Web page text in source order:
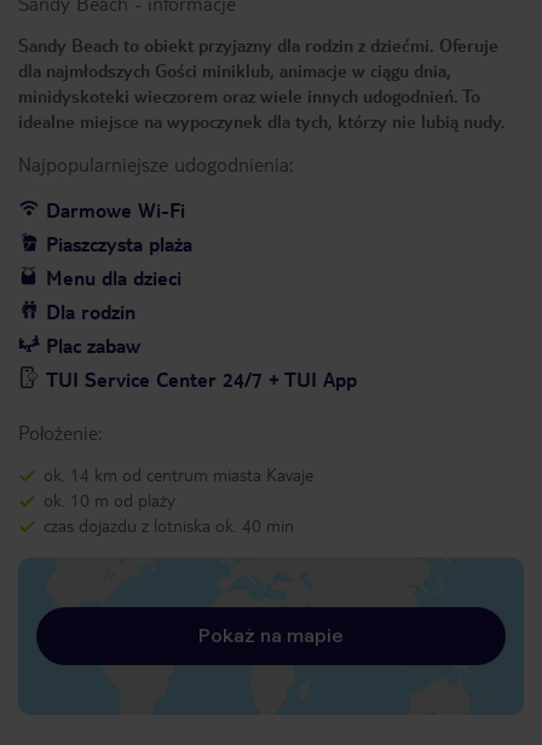
Sandy Beach to obiekt przyjazny dla rodzin z dziećmi. Oferuje
dla najmłodszych Gości miniklub, animacje w ciągu dnia,
minidyskoteki wieczorem oraz wiele innych udogodnień. To
idealne miejsce na wypoczynek dla tych, którzy nie lubią nudy.
Najpopularniejsze udogodnienia:
Darmowe Wi-Fi
Piaszczysta plaża
Menu dla dzieci
Dla rodzin
Plac zabaw
TUI Service Center 24/7 + TUI App
Położenie:
ok. 14 km od centrum miasta Kavaje
ok. 10 m od plaży
czas dojazdu z lotniska ok. 40 min
Pokaż na mapie